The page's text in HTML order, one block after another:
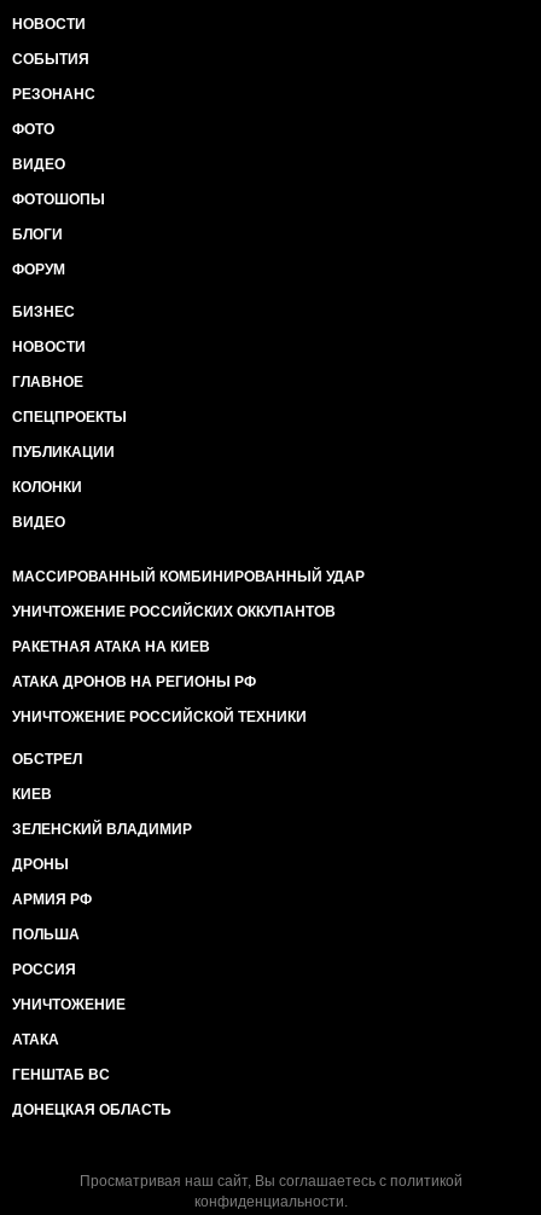
НОВОСТИ
СОБЫТИЯ
РЕЗОНАНС
ФОТО
ВИДЕО
ФОТОШОПЫ
БЛОГИ
ФОРУМ
БИЗНЕС
НОВОСТИ
ГЛАВНОЕ
СПЕЦПРОЕКТЫ
ПУБЛИКАЦИИ
КОЛОНКИ
ВИДЕО
МАССИРОВАННЫЙ КОМБИНИРОВАННЫЙ УДАР
УНИЧТОЖЕНИЕ РОССИЙСКИХ ОККУПАНТОВ
РАКЕТНАЯ АТАКА НА КИЕВ
АТАКА ДРОНОВ НА РЕГИОНЫ РФ
УНИЧТОЖЕНИЕ РОССИЙСКОЙ ТЕХНИКИ
ОБСТРЕЛ
КИЕВ
ЗЕЛЕНСКИЙ ВЛАДИМИР
ДРОНЫ
АРМИЯ РФ
ПОЛЬША
РОССИЯ
УНИЧТОЖЕНИЕ
АТАКА
ГЕНШТАБ ВС
ДОНЕЦКАЯ ОБЛАСТЬ
Просматривая наш сайт, Вы соглашаетесь с политикой
конфиденциальности.